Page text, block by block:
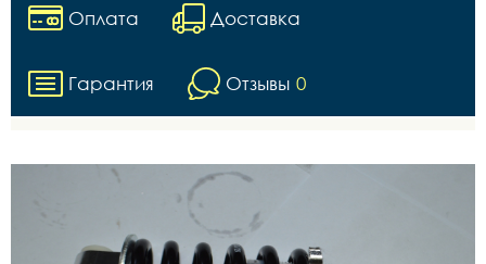
Оплата Доставка
Гарантия Отзывы 0